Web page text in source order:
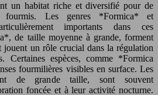
un habitat riche et diversifié pour de
fourmis. Les genres *Formica* et
importants dans ces
de taille moyenne à grande, forment
jouent un rôle crucial dans la régulation
Certaines espèces, comme *Formica
fourmilières visibles en surface. Les
de grande taille, sont souvent
foncée et à leur activité nocturne.